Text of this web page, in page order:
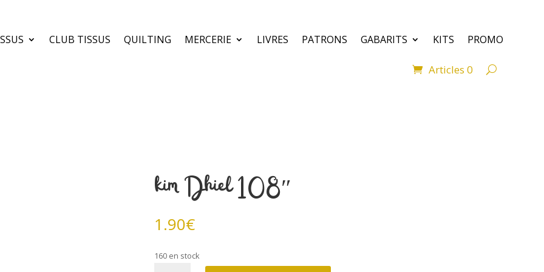
CLUB TISSUS QUILTING MERCERIE LIVRES PATRONS GABARITS KITS PROMO
Articles 0
kim Dhiel 108″
1.90€
160 en stock